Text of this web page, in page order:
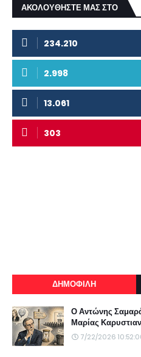
ΑΚΟΛΟΥΘΗΣΤΕ ΜΑΣ ΣΤΟ
234.210
2.998
13.061
303
ΔΗΜΟΦΙΛΗ
Ο Αντώνης
Μαρίας
7/22/2026